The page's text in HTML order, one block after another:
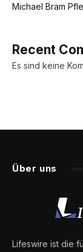
Michael Bram
Recent
Es sind keine
Über uns
Lifeswire ist die